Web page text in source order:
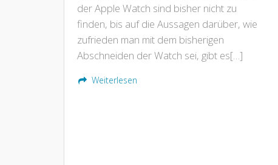
der Apple Watch sind bisher nicht zu
finden, bis auf die Aussagen darüber, wie
zufrieden man mit dem bisherigen
Abschneiden der Watch sei, gibt es[…]
Weiterlesen